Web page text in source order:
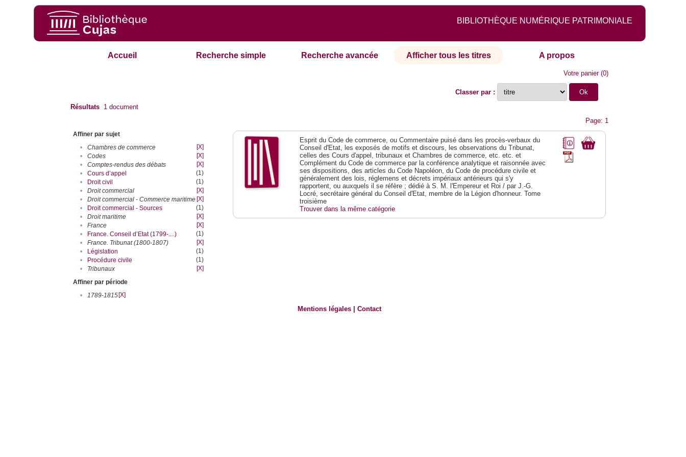
BIBLIOTHÈQUE NUMÉRIQUE PATRIMONIALE
Accueil Recherche simple Recherche avancée Afficher tous les titres A propos
Votre panier(0)
Classer par :
Résultats 1 document
Page: 1
Affiner par sujet
•
Chambres de commerce
[X]
•
Codes
[X]
•
Comptes-rendus des débats
[X]
•
Cours d’appel
(1)
•
Droit civil
(1)
•
Droit commercial
[X]
•
Droit commercial - Commerce maritime [X]
•
Droit commercial - Sources
(1)
•
Droit maritime
[X]
•
France
[X]
•
France. Conseil d’Etat (1799-....)
(1)
•
France. Tribunat (1800-1807)
[X]
•
Législation
(1)
•
Procédure civile
(1)
•
Tribunaux
[X]
Affiner par période
•
1789-1815[X]
Esprit du Code de commerce, ou Commentaire puisé dans les procès-verbaux du
Conseil d'Etat, les exposés de motifs et discours, les observations du Tribunat,
celles des Cours d'appel, tribunaux et Chambres de commerce, etc. etc. et
Complément du Code de commerce par la conférence analytique et raisonnée avec
ses dispositions, des articles du Code Napoléon, du Code de procédure civile et
généralement des lois, réglemens et décrets impériaux antérieurs qui s'y
rapportent, ou auxquels il se réfère ; dédié à S. M. l'Empereur et Roi / par J.-G.
Locré, secrétaire général du Conseil d'Etat, membre de la Légion d'honneur. Tome
troisième
Trouver dans la même catégorie
Mentions légales |Contact